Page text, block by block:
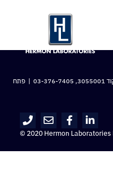
03-376-7405 | פתח
© 2020 Hermon Laboratories